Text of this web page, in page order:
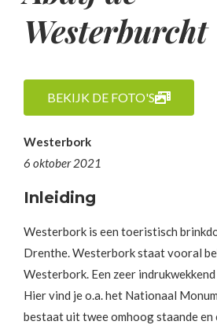
Westerburcht
BEKIJK DE FOTO'S
Westerbork
6 oktober 2021
Inleiding
Westerbork is een toeristisch
Drenthe. Westerbork staat vooral
Westerbork. Een zeer
Hier vind je o.a. het Nationaal
bestaat uit twee omhoog staande en